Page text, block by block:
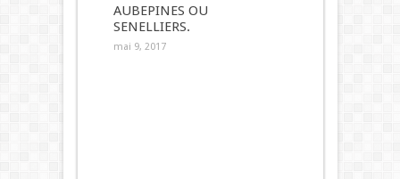
AUBEPINES OU
SENELLIERS.
mai 9, 2017